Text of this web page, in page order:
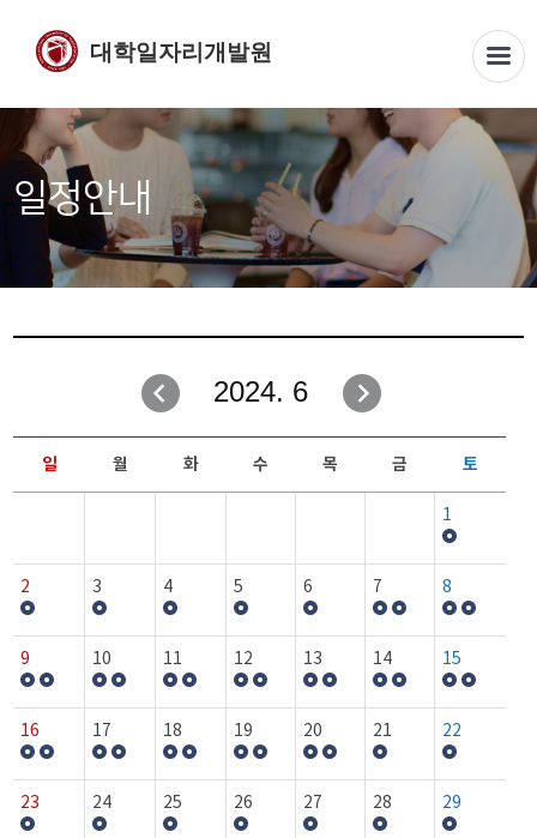
대학일자리개발원
일정안내
2024. 6
일 월 화 수 목 금 토
1
2 3 4 5 6 7 8
9 10 11 12 13 14 15
16 17 18 19 20 21 22
23 24 25 26 27 28 29